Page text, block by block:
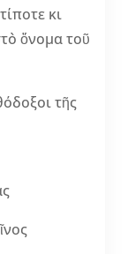
κι
ὄνομα τοῦ
τῆς